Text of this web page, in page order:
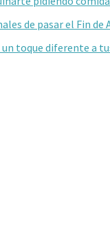
de pasar el Fin de
toque diferente a